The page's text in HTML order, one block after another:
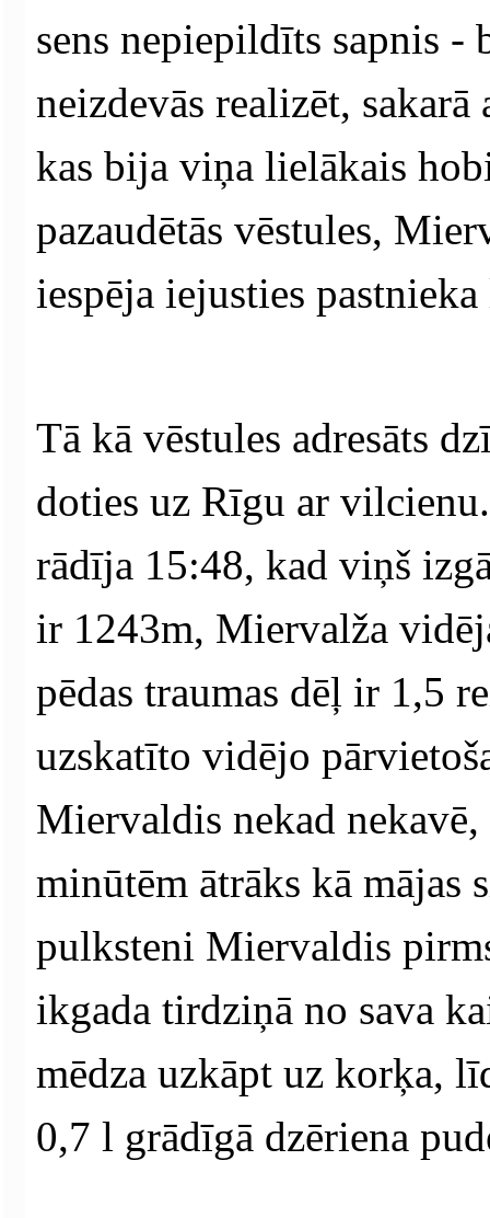
sens nepiepildīts sapnis -
neizdevās realizēt, sakarā
kas bija viņa lielākais
pazaudētās vēstules,
iespēja iejusties
Tā kā vēstules adresāts
doties uz Rīgu ar
rādīja 15:48, kad viņš
ir 1243m, Miervalža
pēdas traumas dēļ ir 1,5
uzskatīto vidējo
Miervaldis nekad
minūtēm ātrāks kā mājas
pulksteni Miervaldis
ikgada tirdziņā no sava
mēdza uzkāpt uz korķa,
0,7 l grādīgā dzēriena